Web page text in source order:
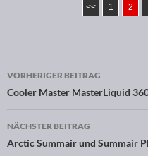
<< 1 2
VORHERIGER BEITRAG
Cooler Master MasterLiquid
NÄCHSTER BEITRAG
Arctic Summair und Summair